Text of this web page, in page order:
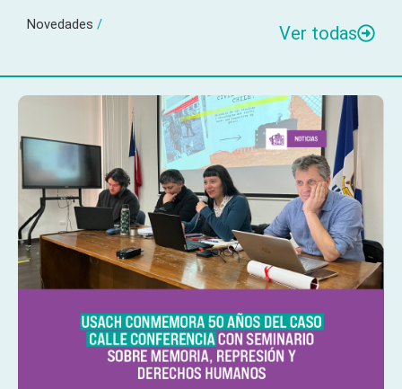
Novedades / Ver todas